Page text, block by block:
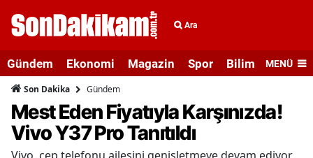
Ara
Gündem Ekonomi Magazin Spor Bilim veMENÜ
Son Dakika Gündem
Mest Eden Fiyatıyla Karşınızda!
Vivo Y37 Pro Tanıtıldı